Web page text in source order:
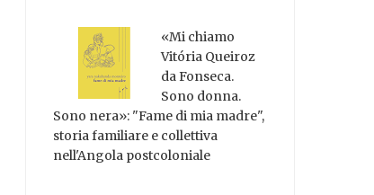
«Mi chiamo
Vitória Queiroz
da Fonseca.
Sono donna.
Sono nera»: "Fame di mia madre",
storia familiare e collettiva
nell'Angola postcoloniale